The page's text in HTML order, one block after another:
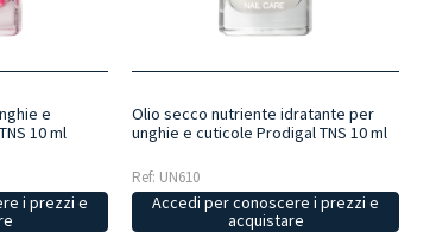
e
10 ml
i prezzi e
Olio secco nutriente idratante per
unghie e cuticole Prodigal TNS 10 ml
Ref: UN610
Accedi per conoscere i prezzi e
acquistare